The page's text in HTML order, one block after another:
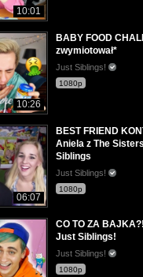
10:01
10:26
BABY FOOD
zwymiotował*
Just Siblings!
1080p
06:07
BEST FRIEND
Aniela z The
Siblings
Just Siblings!
1080p
CO TO ZA
Just Siblings!
Just Siblings!
1080p